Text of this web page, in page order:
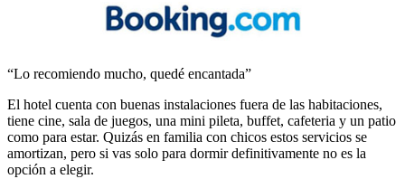
“Lo recomiendo mucho, quedé encantada”
El hotel cuenta con buenas instalaciones fuera de las habitaciones,
tiene cine, sala de juegos, una mini pileta, buffet, cafeteria y un patio
como para estar. Quizás en familia con chicos estos servicios se
amortizan, pero si vas solo para dormir definitivamente no es la
opción a elegir.